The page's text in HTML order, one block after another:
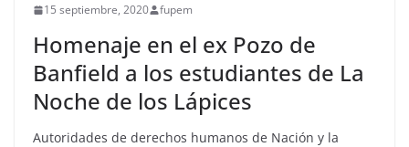
15 septiembre, 2020 fupem
Homenaje en el ex Pozo de
Banfield a los estudiantes de La
Noche de los Lápices
Autoridades de derechos humanos de Nación y la